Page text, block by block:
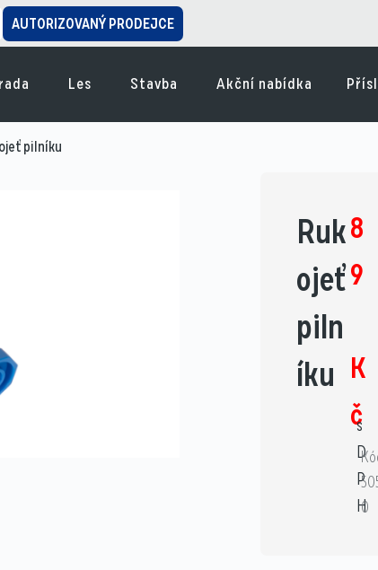
AUTORIZOVANÝ PRODEJCE
Les Stavba Akční nabídka
pilníku
Ruk
ojeť
piln
íku
8
9
K
č
s
D
P
H
0